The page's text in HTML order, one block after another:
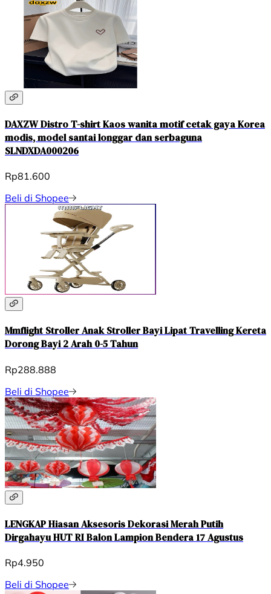
DAXZW Distro T-shirt Kaos wanita motif cetak gaya Korea
modis, model santai longgar dan serbaguna
SLNDXDA000206
Rp81.600
Beli di Shopee
Mmflight Stroller Anak Stroller Bayi Lipat Travelling Kereta
Dorong Bayi 2 Arah 0-5 Tahun
Rp288.888
Beli di Shopee
LENGKAP Hiasan Aksesoris Dekorasi Merah Putih
Dirgahayu HUT RI Balon Lampion Bendera 17 Agustus
Rp4.950
Beli di Shopee